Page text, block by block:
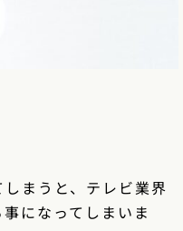
まうと、テレビ業界
になってしまいま